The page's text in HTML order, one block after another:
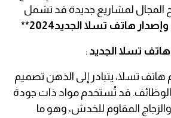
المجال لمشاريع جديدة قد تشمل
وإصدار هاتف تسلا الجديد2024**
تسلا الجديد :
تسلا، يتبادر إلى الذهن تصميم
قد تُستخدم مواد ذات جودة
المقاوم للخدش، وهو ما